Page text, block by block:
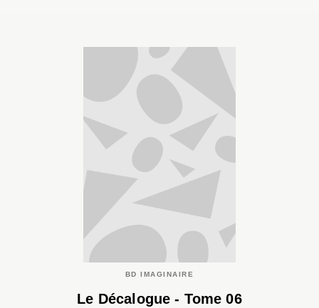
BD IMAGINAIRE
Le Décalogue - Tome 06